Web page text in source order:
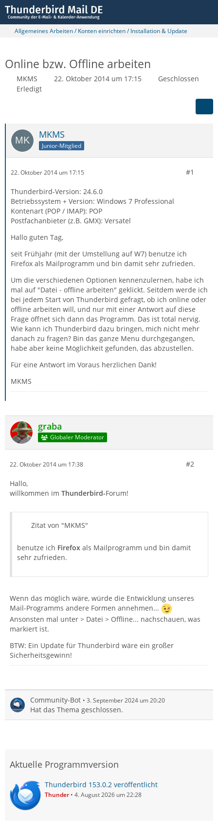
Allgemeines Arbeiten / Konten einrichten / Installation & Update
Online bzw. Offline arbeiten
MKMS 22. Oktober 2014 um 17:15
Geschlossen
Erledigt
MKMS
Junior-Mitglied
22. Oktober 2014 um 17:15 #1
Thunderbird-Version: 24.6.0
Betriebssystem + Version: Windows 7 Professional
Kontenart (POP / IMAP): POP
Postfachanbieter (z.B. GMX): Versatel
Hallo guten Tag,
seit Frühjahr (mit der Umstellung auf W7) benutze ich
Firefox als Mailprogramm und bin damit sehr zufrieden.
Um die verschiedenen Optionen kennenzulernen, habe ich
mal auf "Datei - offline arbeiten" geklickt. Seitdem werde ich
bei jedem Start von Thunderbird gefragt, ob ich online oder
offline arbeiten will, und nur mit einer Antwort auf diese
Frage öffnet sich dann das Programm. Das ist total nervig.
Wie kann ich Thunderbird dazu bringen, mich nicht mehr
danach zu fragen? Bin das ganze Menu durchgegangen,
habe aber keine Möglichkeit gefunden, das abzustellen.
Für eine Antwort im Voraus herzlichen Dank!
MKMS
graba
Globaler Moderator
22. Oktober 2014 um 17:38 #2
Hallo,
willkommen im Thunderbird-Forum!
Zitat von "MKMS"
benutze ich Firefox als Mailprogramm und bin damit
sehr zufrieden.
Wenn das möglich wäre, würde die Entwicklung unseres
Mail-Programms andere Formen annehmen...
Ansonsten mal unter > Datei > Offline... nachschauen, was
markiert ist.
BTW: Ein Update für Thunderbird wäre ein großer
Sicherheitsgewinn!
Community-Bot 3. September 2024 um 20:20
Hat das Thema geschlossen.
Aktuelle Programmversion
Thunderbird 153.0.2 veröffentlicht
Thunder 4. August 2026 um 22:28